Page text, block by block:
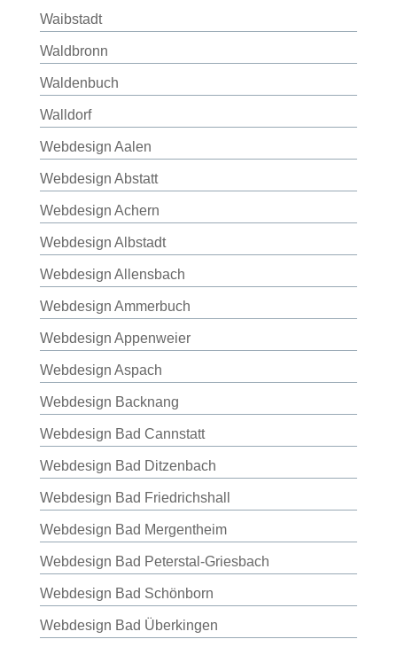
Waibstadt
Waldbronn
Waldenbuch
Walldorf
Webdesign Aalen
Webdesign Abstatt
Webdesign Achern
Webdesign Albstadt
Webdesign Allensbach
Webdesign Ammerbuch
Webdesign Appenweier
Webdesign Aspach
Webdesign Backnang
Webdesign Bad Cannstatt
Webdesign Bad Ditzenbach
Webdesign Bad Friedrichshall
Webdesign Bad Mergentheim
Webdesign Bad Peterstal-Griesbach
Webdesign Bad Schönborn
Webdesign Bad Überkingen